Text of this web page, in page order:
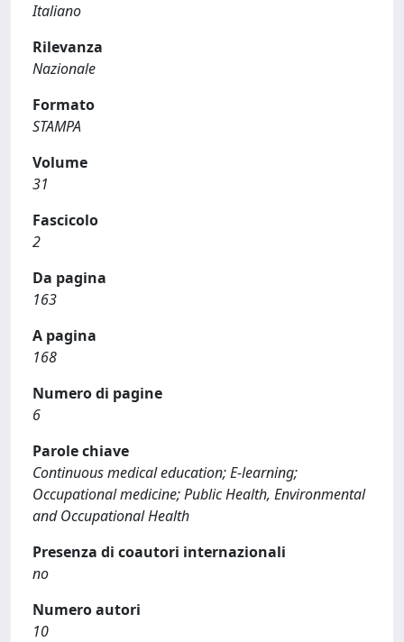
Italiano
Rilevanza
Nazionale
Formato
STAMPA
Volume
31
Fascicolo
2
Da pagina
163
A pagina
168
Numero di pagine
6
Parole chiave
Continuous medical education; E-learning;
Occupational medicine; Public Health, Environmental
and Occupational Health
Presenza di coautori internazionali
no
Numero autori
10